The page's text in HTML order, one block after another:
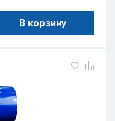
В корзину